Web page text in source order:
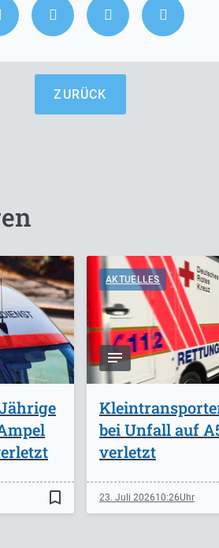
ZURÜCK
bookmark_border
AKTUELLES
bei Unfall auf
verletzt
23. Juli 202610:26